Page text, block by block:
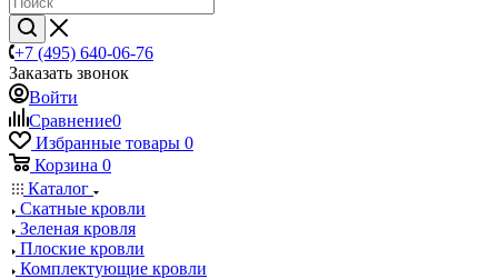
+7 (495) 640-06-76
Заказать звонок
Войти
Сравнение0
Избранные товары 0
Корзина 0
Каталог
Скатные кровли
Зеленая кровля
Плоские кровли
Комплектующие кровли